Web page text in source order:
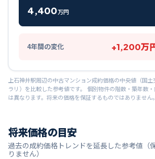
4,400万円
4年間の変化 +1,200万
上石神井駅周辺の中古マンション成約価格の中央値（国
ラリ）を比較した参考値です。 個別物件の階数・築年数
は異なります。将来の価格を保証するものではありません。
将来価格の目安
過去の成約価格トレンドを延長した参考値（
りません）